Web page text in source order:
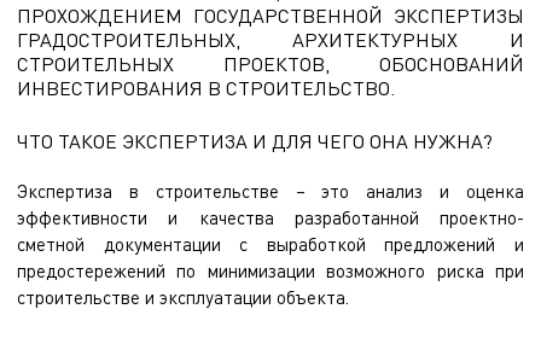
ПРОХОЖДЕНИЕМ ГОСУДАРСТВЕННОЙ ЭКСПЕРТИЗЫ
ГРАДОСТРОИТЕЛЬНЫХ, АРХИТЕКТУРНЫХ И
СТРОИТЕЛЬНЫХ ПРОЕКТОВ, ОБОСНОВАНИЙ
ИНВЕСТИРОВАНИЯ В СТРОИТЕЛЬСТВО.
ЧТО ТАКОЕ ЭКСПЕРТИЗА И ДЛЯ ЧЕГО ОНА НУЖНА?
Экспертиза в строительстве – это анализ и оценка
эффективности и качества разработанной проектно-
сметной документации с выработкой предложений и
предостережений по минимизации возможного риска при
строительстве и эксплуатации объекта.